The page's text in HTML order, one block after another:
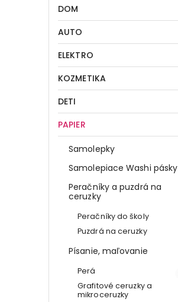
DOM
AUTO
ELEKTRO
KOZMETIKA
DETI
PAPIER
Samolepky
Samolepiace Washi pásky
Peračníky a puzdrá na
ceruzky
Peračníky do školy
Puzdrá na ceruzky
Písanie, maľovanie
Perá
Grafitové ceruzky a
mikroceruzky